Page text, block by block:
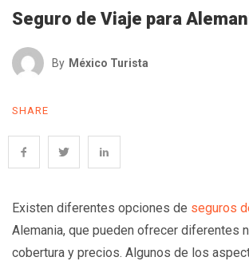
Seguro de Viaje para
By México Turista
SHARE
Existen diferentes opciones de seguros
Alemania, que pueden ofrecer diferentes
cobertura y precios. Algunos de los